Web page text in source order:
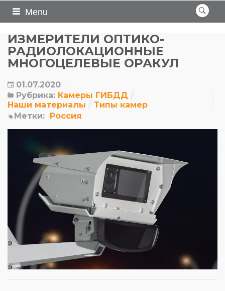
Menu
ИЗМЕРИТЕЛИ ОПТИКО-
РАДИОЛОКАЦИОННЫЕ
МНОГОЦЕЛЕВЫЕ ОРАКУЛ
01.07.2020
Рубрика: Камеры ГИБДД
Наши материалы
Типы камер
Метки: Россия